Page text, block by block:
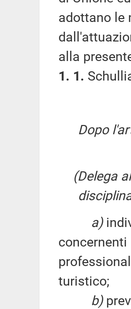
adottano le
alla
1. 1.
Dopo
(Delega
a)
turistico;
b)